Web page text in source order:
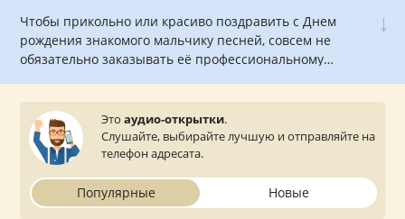
↓
Чтобы прикольно или красиво поздравить с Днем
рождения знакомого мальчику песней, совсем не
обязательно заказывать её профессиональному
доставку и ваш музыкальный подарок сразу же или с
отсрочкой будет доставлен на мобильный телефон
адресата.
Этоаудио-открытки.
Слушайте, выбирайте лучшую и отправляйте на
телефон адресата.
Популярные Новые